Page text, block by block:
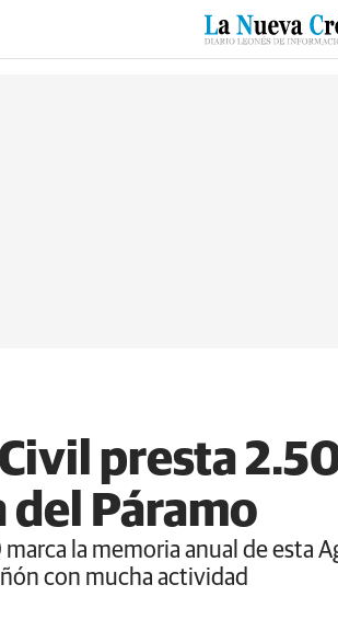
BIERZO SUCESOS CULTURAS
presta
del Páramo
marca la memoria anual de esta
con mucha actividad